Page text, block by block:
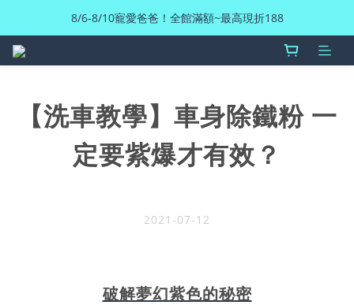
8/6-8/10寵愛爸爸！全館滿額~最高現折188
【洗車教學】車身除鐵粉 一
定要紫爆才有效？
2021-07-12
破解夢幻紫色的秘密